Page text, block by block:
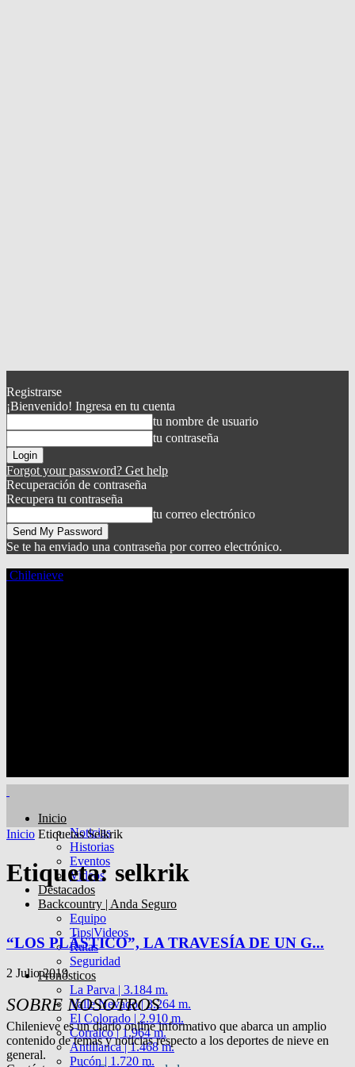
Registrarse
¡Bienvenido! Ingresa en tu cuenta
tu nombre de usuario
tu contraseña
Forgot your password? Get help
Recuperación de contraseña
Recupera tu contraseña
tu correo electrónico
Se te ha enviado una contraseña por correo electrónico.
Chilenieve
Inicio
Noticias
Historias
Eventos
Videos
Destacados
Backcountry | Anda Seguro
Equipo
Tips|Videos
Rutas
Seguridad
Pronósticos
La Parva | 3.184 m.
Valle Nevado | 3.264 m.
El Colorado | 2.910 m.
Corralco | 1.964 m.
Antillanca | 1.468 m.
Pucón | 1.720 m.
Inicio Etiquetas Selkrik
Etiqueta: selkrik
“LOS PLÁSTICO”, LA TRAVESÍA DE UN G...
2 Julio 2019
SOBRE NOSOTROS
Chilenieve es un diario online informativo que abarca un amplio
contenido de temas y noticias respecto a los deportes de nieve en
general.